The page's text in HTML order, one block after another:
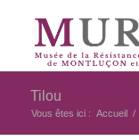
Tilou
Vous êtes ici : Accueil /